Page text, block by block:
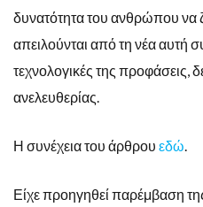
δυνατότητα του ανθρώπου να
απειλούνται από τη νέα αυτή
τεχνολογικές της προφάσεις,
ανελευθερίας.
Η συνέχεια του άρθρου εδώ.
Είχε προηγηθεί παρέμβαση